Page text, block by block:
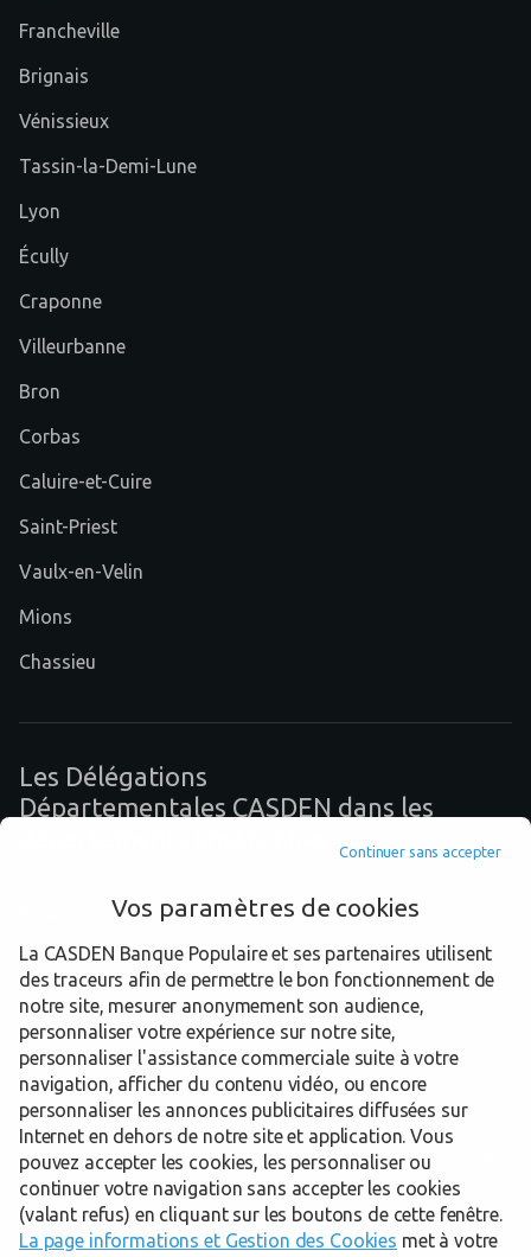
Francheville
Brignais
Vénissieux
Tassin-la-Demi-Lune
Lyon
Écully
Craponne
Villeurbanne
Bron
Corbas
Caluire-et-Cuire
Saint-Priest
Vaulx-en-Velin
Mions
Chassieu
Les Délégations
Départementales CASDEN dans les
38 Isère
42 Loire
71 Saône-et-Loire
Trouver une Délégation Départementale CASDEN Rhône
Powered byevermaps ©
Continuer sans accepter
Vos paramètres de cookies
La CASDEN Banque Populaire et ses partenaires utilisent
des traceurs afin de permettre le bon fonctionnement de
notre site, mesurer anonymement son audience,
personnaliser votre expérience sur notre site,
personnaliser l'assistance commerciale suite à votre
navigation, afficher du contenu vidéo, ou encore
personnaliser les annonces publicitaires diffusées sur
Internet en dehors de notre site et application. Vous
pouvez accepter les cookies, les personnaliser ou
continuer votre navigation sans accepter les cookies
(valant refus) en cliquant sur les boutons de cette fenêtre.
La page informations et Gestion des Cookies met à votre